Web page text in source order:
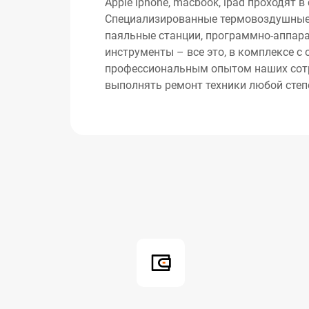
Специализированные
паяльные станции, программно-
инструменты – все это, в комплексе
профессиональным опытом наших
выполнять ремонт техники любой